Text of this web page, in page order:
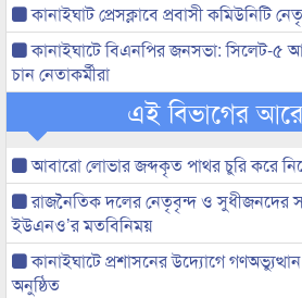
কানাইঘাট প্রেসক্লাবে প্রবাসী কমিউনিটি
কানাইঘাটে বিএনপির জনসভা: সিলেট-৫
চান নেতাকর্মীরা
এই বিভাগের
আবারো লোভার জব্দকৃত পাথর চুরি করে
রাজনৈতিক দলের নেতৃবৃন্দ ও সুধীজনদের
ইউএনও’র মতবিনিময়
কানাইঘাটে প্রশাসনের উদ্যোগে
অনুষ্ঠিত